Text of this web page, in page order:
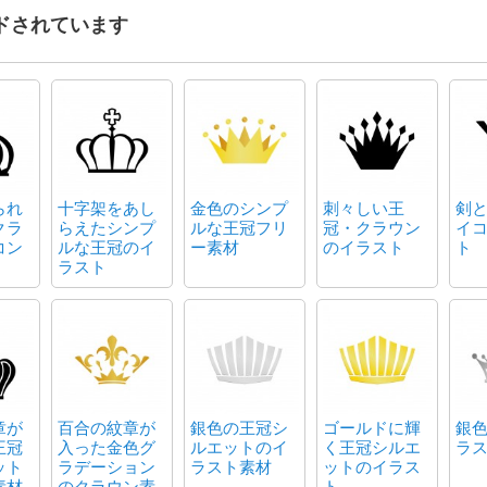
されています
れ
ラ
ン
十字架をあし
らえたシンプ
ルな王冠のイ
ラスト
金色のシンプ
ルな王冠フリ
ー素材
刺々しい王
冠・クラウン
のイラスト
剣
イ
ト
が
冠
百合の紋章が
入った金色グ
ラデーション
銀色の王冠シ
ルエットのイ
ラスト素材
ゴールドに輝
く王冠シルエ
ットのイラス
銀
ラ